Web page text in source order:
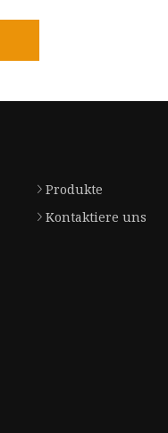
Produkte
Kontaktiere uns